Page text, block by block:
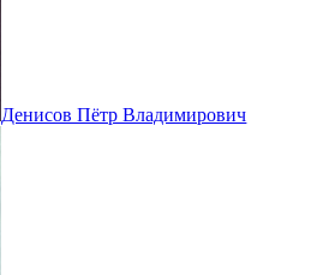
Денисов Пётр Владимирович